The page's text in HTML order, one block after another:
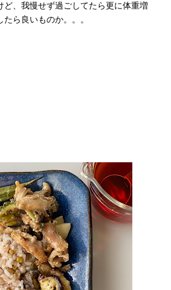
ど、我慢せず過ごしてたら更に体重増
ら良いものか。。。